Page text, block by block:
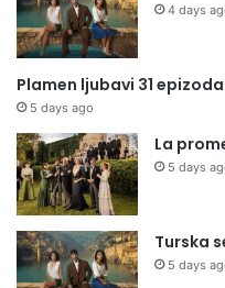
4 days
Plamen ljubavi 31 epizoda
5 days ago
La
5 days
Turska
5 days